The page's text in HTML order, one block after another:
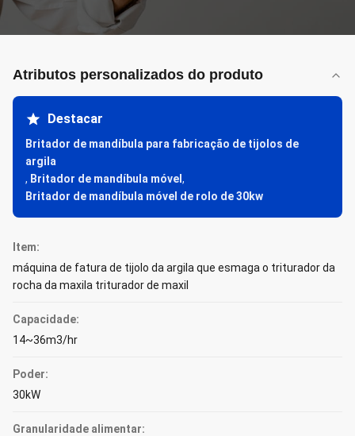
Atributos personalizados do produto
Destacar
Britador de mandíbula para fabricação de tijolos de
argila
, Britador de mandíbula móvel ,
Britador de mandíbula móvel de rolo de 30kw
Item:
máquina de fatura de tijolo da argila que esmaga o triturador da
rocha da maxila triturador de maxil
Capacidade:
14~36m3/hr
Poder:
30kW
Granularidade alimentar: